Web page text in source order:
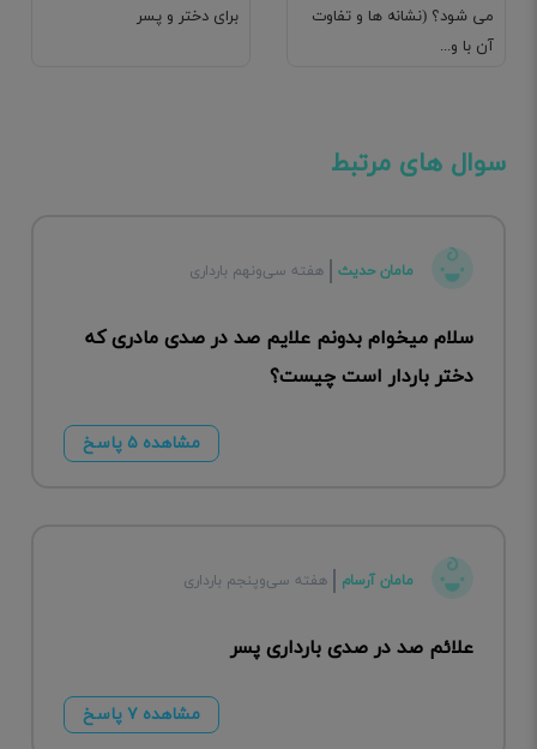
برای دختر و پسر
می شود؟ (نشانه ها و تفاوت
آن با و...
سوال های مرتبط
مامان حدیث هفته سی‌ونهم بارداری
سلام میخوام بدونم علایم صد در صدی مادری که
دختر باردار است چیست؟
مشاهده ۵ پاسخ
مامان آرسام هفته سی‌وپنجم بارداری
علائم صد در صدی بارداری پسر
مشاهده ۷ پاسخ